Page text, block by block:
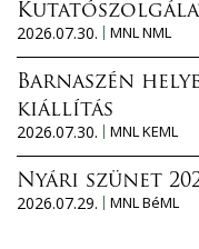
2026.07.30.
MNL NML
Barnaszén
kiállítás
2026.07.30.
MNL KEML
Nyári szünet
2026.07.29.
MNL BéML